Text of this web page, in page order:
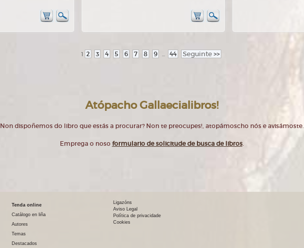
1 2 3 4 5 6 7 8 9 ... 44 Seguinte >>
Atópacho Gallaecialibros!
Non dispoñemos do libro que estás a procurar? Non te preocupes!, atopámoscho nós e avisámoste.
Emprega o noso formulario de solicitude de busca de libros.
Tenda online
Catálogo en liña
Autores
Temas
Destacados
Ligazóns
Aviso Legal
Política de privacidade
Cookies